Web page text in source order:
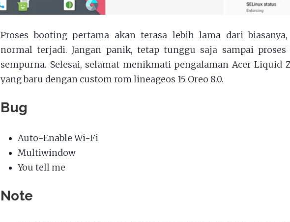
Proses booting pertama akan terasa lebih lama dari
normal terjadi. Jangan panik, tetap tunggu saja sampai proses
sempurna. Selesai, selamat menikmati pengalaman Acer Liquid
yang baru dengan custom rom lineageos 15 Oreo 8.0.
Bug
Auto-Enable Wi-Fi
Multiwindow
You tell me
Note